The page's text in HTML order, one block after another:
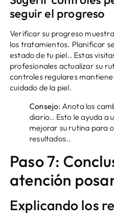
seguir el progreso
Verificar su progreso
los tratamientos. Planificar
estado de tu piel.. Estas
profesionales actualizar su
controles regulares
cuidado de la piel.
Consejo: Anota los
diario.. Esto le ayuda a
mejorar su rutina para
resultados..
Paso 7:
atención
Explicando los